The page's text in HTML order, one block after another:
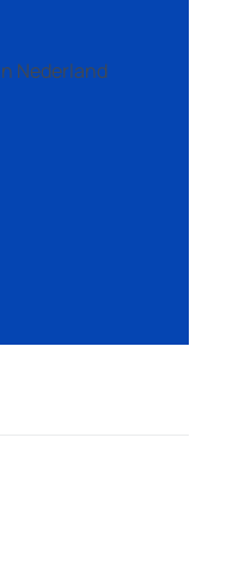
Nederland